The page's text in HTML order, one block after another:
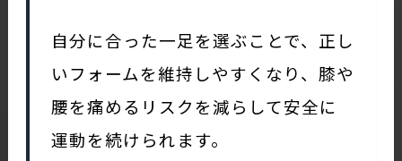
自分に合った一足を選ぶことで、正し
いフォームを維持しやすくなり、膝や
腰を痛めるリスクを減らして安全に
運動を続けられます。